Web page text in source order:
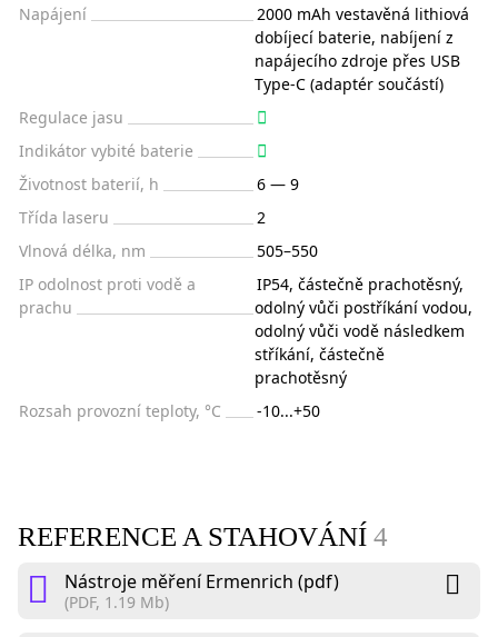
Napájení
2000 mAh vestavěná lithiová
dobíjecí baterie, nabíjení z
napájecího zdroje přes USB
Type-C (adaptér součástí)
Regulace jasu
Indikátor vybité baterie
Životnost baterií, h
6 — 9
Třída laseru
2
Vlnová délka, nm
505–550
IP odolnost proti vodě a
prachu
IP54, částečně prachotěsný,
odolný vůči postříkání vodou,
odolný vůči vodě následkem
stříkání, částečně
prachotěsný
Rozsah provozní teploty, °C
-10...+50
REFERENCE A STAHOVÁNÍ 4
Nástroje měření Ermenrich (pdf)
(PDF, 1.19 Mb)